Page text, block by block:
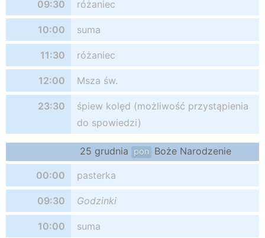
09:30 różaniec
10:00 suma
11:30 różaniec
12:00 Msza św.
23:30
śpiew kolęd (możliwość przystąpienia
do spowiedzi)
25 grudnia pon Boże Narodzenie
00:00 pasterka
09:30 Godzinki
10:00 suma